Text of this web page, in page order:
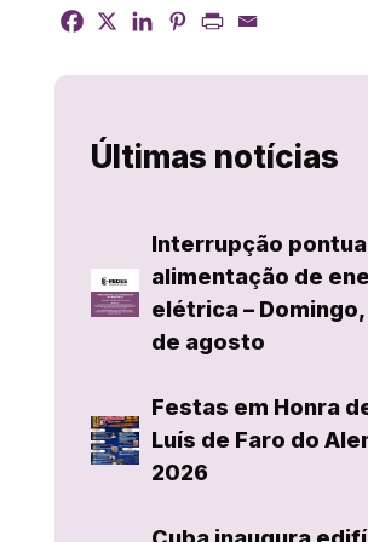
Últimas notícias
Interrupção
alimentação de
elétrica – Domingo,
de agosto
Festas em Honra
Luís de Faro do
2026